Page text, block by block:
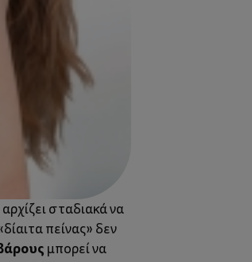
σταδιακά να
πείνας» δεν
μπορεί να